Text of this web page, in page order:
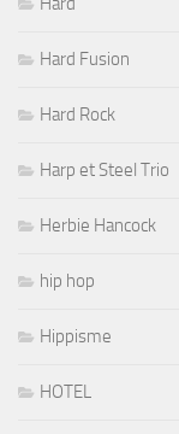
Hard Fusion
Hard Rock
Harp et Steel Trio
Herbie Hancock
hip hop
Hippisme
HOTEL